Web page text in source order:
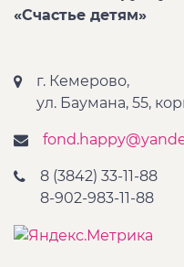
«Счастье детям»
г. Кемерово,
ул. Баумана, 55,
8 (3842) 33-11-88
8-902-983-11-88